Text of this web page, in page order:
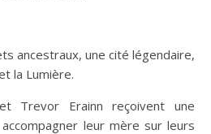
ancestraux, une cité légendaire,
la Lumière.
Trevor Erainn reçoivent une
leur mère sur leurs